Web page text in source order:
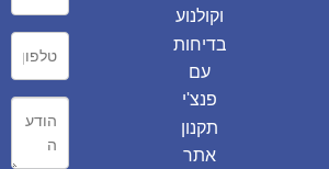
וקולנוע
בדיחות
עם
פנצ'י
תקנון
אתר